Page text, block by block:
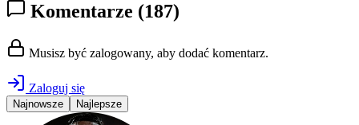
Komentarze (187)
Musisz być zalogowany, aby dodać komentarz.
Zaloguj się
Najnowsze Najlepsze